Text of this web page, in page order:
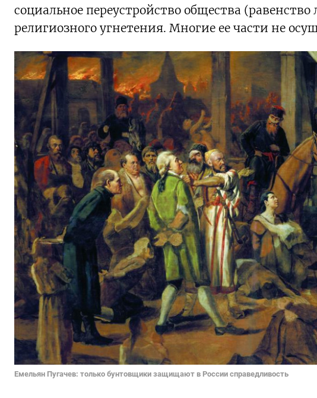
социальное переустройство общества
религиозного угнетения. Многие ее части не
Емельян Пугачев: только бунтовщики защищают в России справедливость